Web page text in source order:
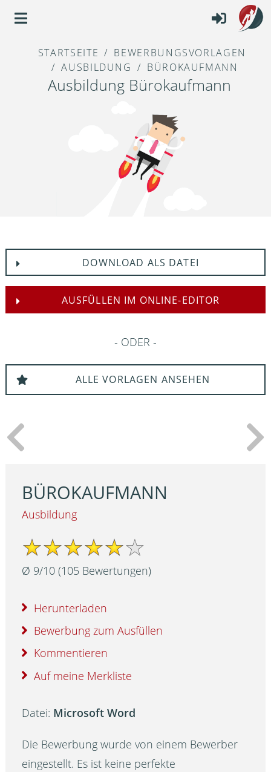
STARTSEITE
BEWERBUNGSVORLAGEN
AUSBILDUNG
BÜROKAUFMANN
Ausbildung Bürokaufmann
DOWNLOAD ALS DATEI
AUSFÜLLEN IM ONLINE-EDITOR
ODER
ALLE VORLAGEN ANSEHEN
BÜROKAUFMANN
Ausbildung
Ø 9/10 (105 Bewertungen)
Herunterladen
Bewerbung zum Ausfüllen
Kommentieren
Auf meine Merkliste
Datei: Microsoft Word
Die Bewerbung wurde von einem Bewerber
eingestellt. Es ist keine perfekte